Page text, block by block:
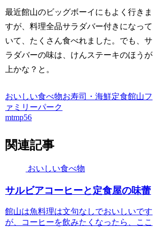
最近館山のビッグボーイにもよく行きま
すが、料理全品サラダバー付きになって
いて、たくさん食べれました。でも、サ
ラダバーの味は、けんステーキのほうが
上かな？と。
おいしい食べ物お寿司・海鮮定食館山フ
ァミリーパーク
mtmp56
関連記事
おいしい食べ物
サルビアコーヒーと定食屋の味蕾
館山は魚料理は文句なしでおいしいです
が、コーヒーを飲みたくなったら、ここ